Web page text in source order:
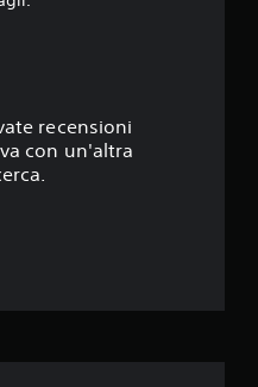
l
recensioni
con un'altra